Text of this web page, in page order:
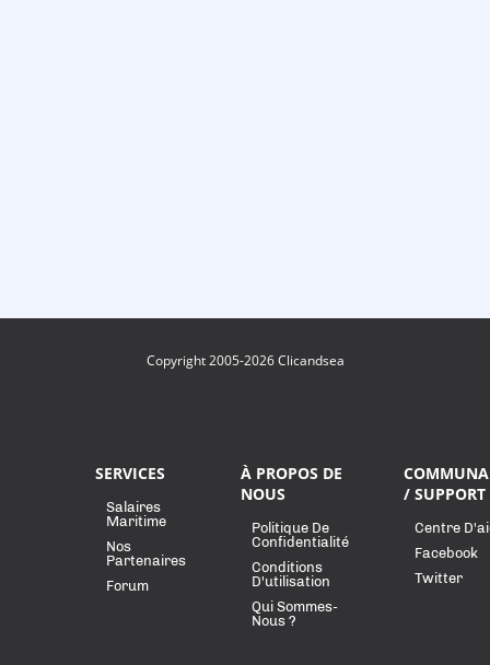
Copyright 2005-2026 Clicandsea
SERVICES
Salaires
Maritime
Nos
Partenaires
Forum
À PROPOS DE
NOUS
Politique De
Confidentialité
Conditions
D'utilisation
Qui Sommes-
Nous ?
/ SUPPORT
Centre
Facebook
Twitter